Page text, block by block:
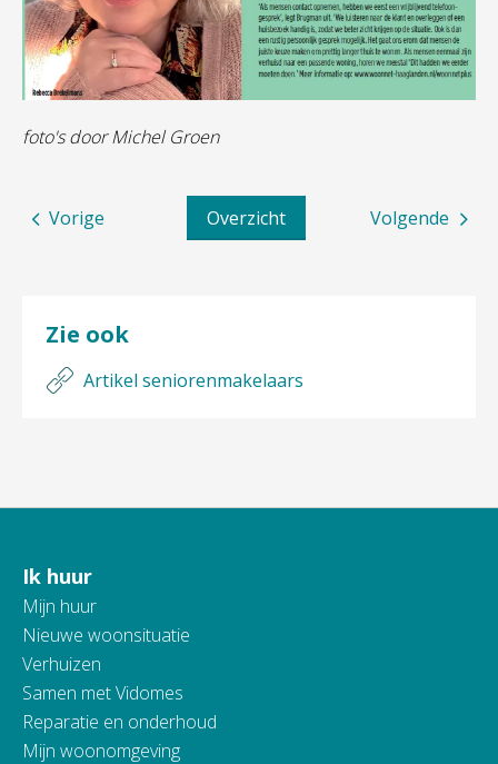
foto's door Michel Groen
Volgende
Overzicht
Vorige
Zie ook
Artikel seniorenmakelaars
Contactinformatie
Ik huur
Mijn huur
Nieuwe woonsituatie
Verhuizen
Samen met Vidomes
Reparatie en onderhoud
Mijn woonomgeving